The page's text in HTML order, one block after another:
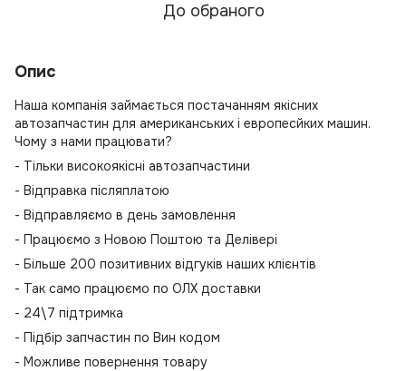
До обраного
Опис
Наша компанія займається постачанням якісних
автозапчастин для американських і европесйких машин.
Чому з нами працювати?
- Тільки високоякісні автозапчастини
- Відправка післяплатою
- Відправляємо в день замовлення
- Працюємо з Новою Поштою та Делівері
- Більше 200 позитивних відгуків наших клієнтів
- Так само працюємо по ОЛХ доставки
- 24\7 підтримка
- Підбір запчастин по Вин кодом
- Можливе повернення товару